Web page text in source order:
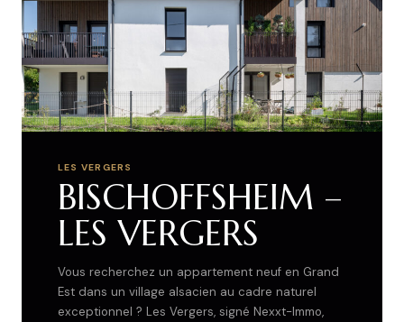
LES VERGERS
BISCHOFFSHEIM –
LES VERGERS
Vous recherchez un appartement neuf en Grand
Est dans un village alsacien au cadre naturel
exceptionnel ? Les Vergers, signé Nexxt-Immo,